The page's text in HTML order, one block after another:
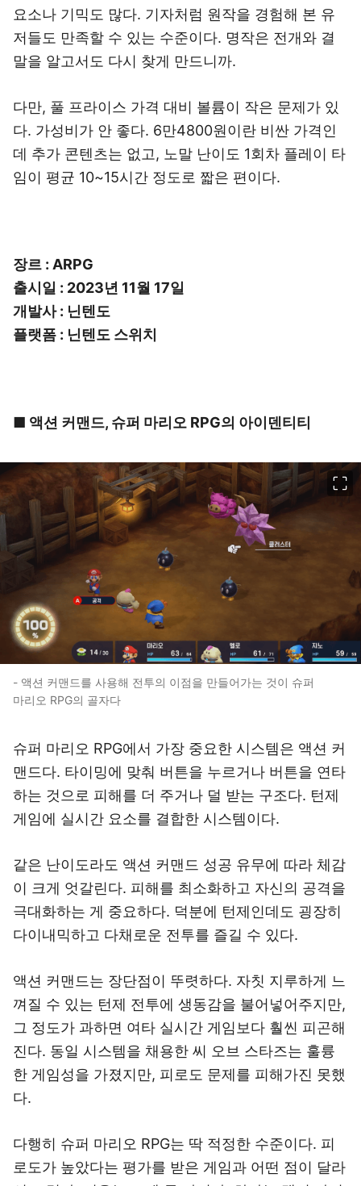
요소나 기믹도 많다. 기자처럼 원작을 경험해 본 유
저들도 만족할 수 있는 수준이다. 명작은 전개와 결
말을 알고서도 다시 찾게 만드니까.
다만, 풀 프라이스 가격 대비 볼륨이 작은 문제가 있
다. 가성비가 안 좋다. 6만4800원이란 비싼 가격인
데 추가 콘텐츠는 없고, 노말 난이도 1회차 플레이 타
임이 평균 10~15시간 정도로 짧은 편이다.
장르 : ARPG
출시일 : 2023년 11월 17일
개발사 : 닌텐도
플랫폼 : 닌텐도 스위치
■ 액션 커맨드, 슈퍼 마리오 RPG의 아이덴티티
- 액션 커맨드를 사용해 전투의 이점을 만들어가는 것이 슈퍼
마리오 RPG의 골자다
슈퍼 마리오 RPG에서 가장 중요한 시스템은 액션 커
맨드다. 타이밍에 맞춰 버튼을 누르거나 버튼을 연타
하는 것으로 피해를 더 주거나 덜 받는 구조다. 턴제
게임에 실시간 요소를 결합한 시스템이다.
같은 난이도라도 액션 커맨드 성공 유무에 따라 체감
이 크게 엇갈린다. 피해를 최소화하고 자신의 공격을
극대화하는 게 중요하다. 덕분에 턴제인데도 굉장히
다이내믹하고 다채로운 전투를 즐길 수 있다.
액션 커맨드는 장단점이 뚜렷하다. 자칫 지루하게 느
껴질 수 있는 턴제 전투에 생동감을 불어넣어주지만,
그 정도가 과하면 여타 실시간 게임보다 훨씬 피곤해
진다. 동일 시스템을 채용한 씨 오브 스타즈는 훌륭
한 게임성을 가졌지만, 피로도 문제를 피해가진 못했
다.
다행히 슈퍼 마리오 RPG는 딱 적정한 수준이다. 피
로도가 높았다는 평가를 받은 게임과 어떤 점이 달라